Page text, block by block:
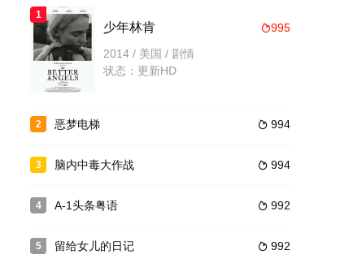
1
995
少年林肯
2014 / 美国 / 剧情
状态：更新HD
2  994
恶梦电梯
3  994
脑内中毒大作战
4  992
A-1头条粤语
5  992
留给女儿的日记